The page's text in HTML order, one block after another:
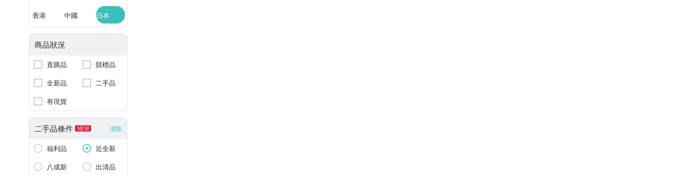
香港 中國 日本
商品狀況
直購品
競標品
全新品
二手品
有現貨
二手品條件 NEW 清除
福利品
近全新
八成新
出清品